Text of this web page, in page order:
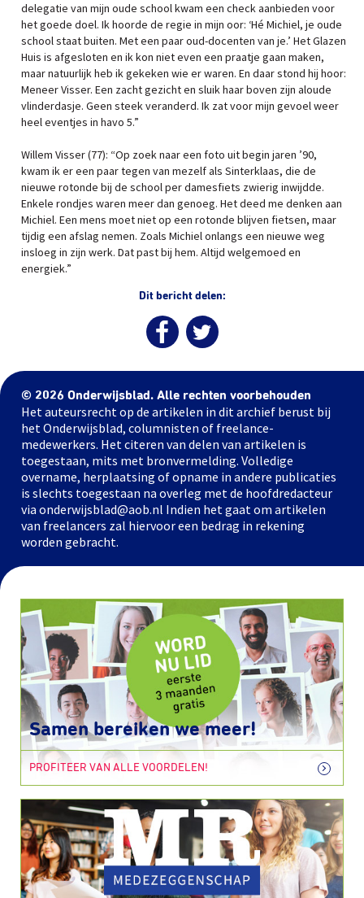
delegatie van mijn oude school kwam een check aanbieden voor
het goede doel. Ik hoorde de regie in mijn oor: ‘Hé Michiel, je oude
school staat buiten. Met een paar oud-docenten van je.’ Het Glazen
Huis is afgesloten en ik kon niet even een praatje gaan maken,
maar natuurlijk heb ik gekeken wie er waren. En daar stond hij hoor:
Meneer Visser. Een zacht gezicht en sluik haar boven zijn aloude
vlinderdasje. Geen steek veranderd. Ik zat voor mijn gevoel weer
heel eventjes in havo 5.”
Willem Visser (77): “Op zoek naar een foto uit begin jaren ’90,
kwam ik er een paar tegen van mezelf als Sinterklaas, die de
nieuwe rotonde bij de school per damesfiets zwierig inwijdde.
Enkele rondjes waren meer dan genoeg. Het deed me denken aan
Michiel. Een mens moet niet op een rotonde blijven fietsen, maar
tijdig een afslag nemen. Zoals Michiel onlangs een nieuwe weg
insloeg in zijn werk. Dat past bij hem. Altijd welgemoed en
energiek.”
Dit bericht delen:
© 2026 Onderwijsblad. Alle rechten voorbehouden
Het auteursrecht op de artikelen in dit archief berust bij
het Onderwijsblad, columnisten of freelance-
medewerkers. Het citeren van delen van artikelen is
toegestaan, mits met bronvermelding. Volledige
overname, herplaatsing of opname in andere publicaties
is slechts toegestaan na overleg met de hoofdredacteur
via onderwijsblad@aob.nl Indien het gaat om artikelen
van freelancers zal hiervoor een bedrag in rekening
worden gebracht.
Samen bereiken we meer!
PROFITEER VAN ALLE VOORDELEN!